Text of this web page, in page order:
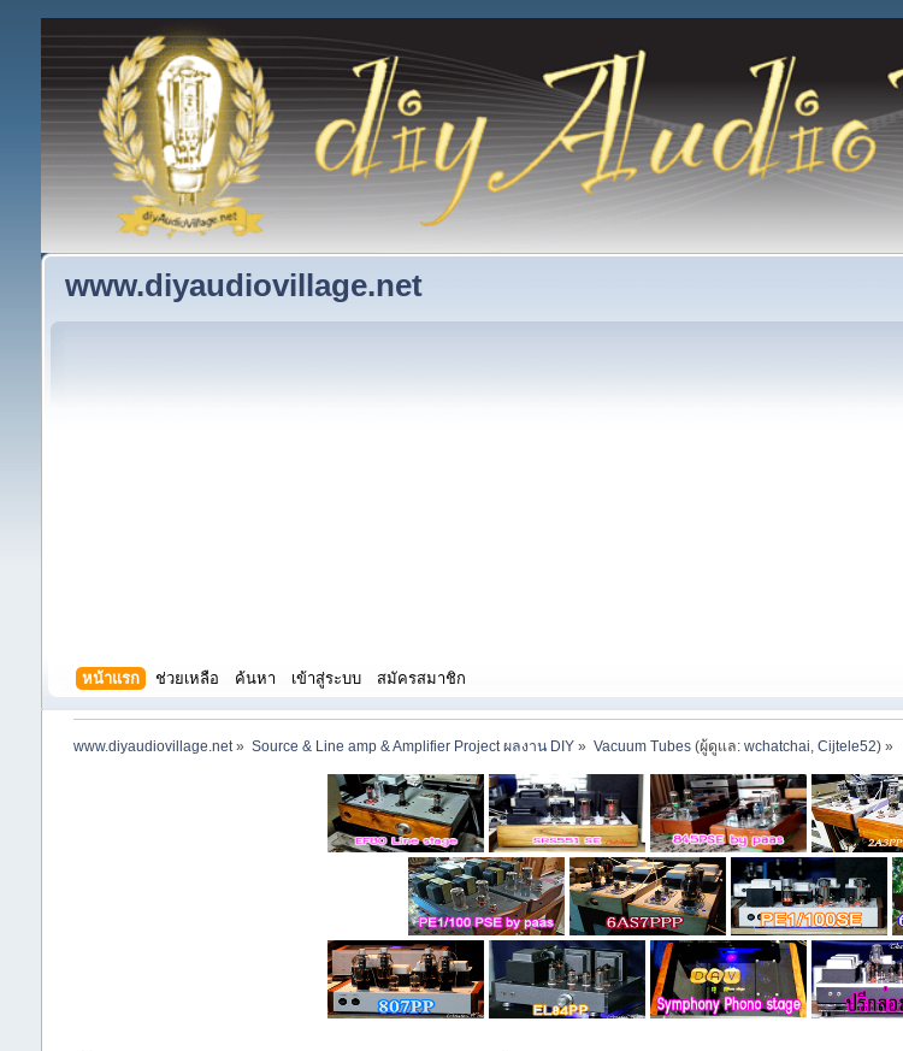
www.diyaudiovillage.net
หน้าแรก ช่วยเหลือ ค้นหา เข้าสู่ระบบ สมัครสมาชิก
www.diyaudiovillage.net» Source & Line amp & Amplifier Project ผลงาน DIY» Vacuum Tubes (ผู้ดูแล:wchatchai,Cijtele52) »